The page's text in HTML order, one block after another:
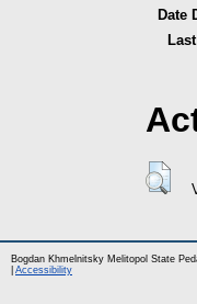
Date
Bogdan Khmelnitsky Melitopol State
Accessibility